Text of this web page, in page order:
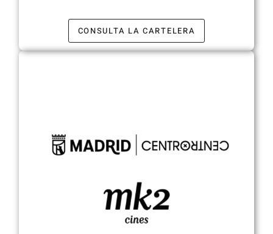
CONSULTA LA CARTELERA